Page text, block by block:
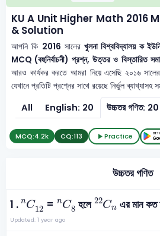
KU A Unit Higher Math 2016
& Solution
আপনি কি 2016 সালেরখুলনা বিশ্ববিদ্যালয় ক
MCQ (বহুনির্বাচনী) প্রশ্ন, উত্তর ও বিস্তারিত
আরও কার্যকর করতে আমরা নিয়ে এসেছি ২০১৬
যেখানে প্রতিটি প্রশ্নের সাথে রয়েছে নির্ভুল
All English: 20 উচ্চতর গণিত: 20
MCQ:4.2k CQ:113 Practice
উচ্চতর গণিত
1 . nC12
C12 n= nC8
C8 n
হলে 22Cn
Cn22এর মান কত
Updated: 1 year ago